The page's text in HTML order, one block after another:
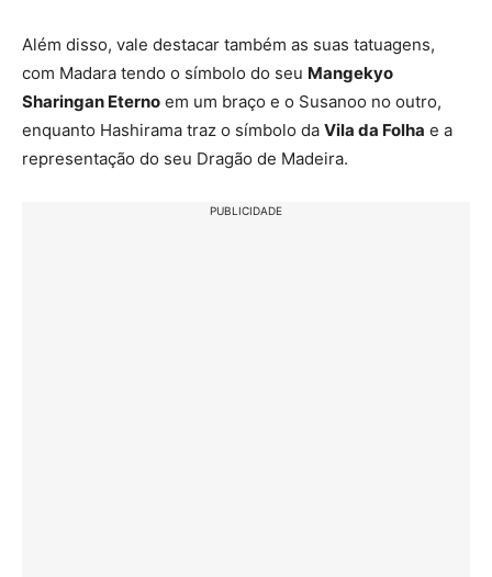
Além disso, vale destacar também as suas tatuagens,
com Madara tendo o símbolo do seu Mangekyo
Sharingan Eterno em um braço e o Susanoo no outro,
enquanto Hashirama traz o símbolo da Vila da Folha e a
representação do seu Dragão de Madeira.
PUBLICIDADE